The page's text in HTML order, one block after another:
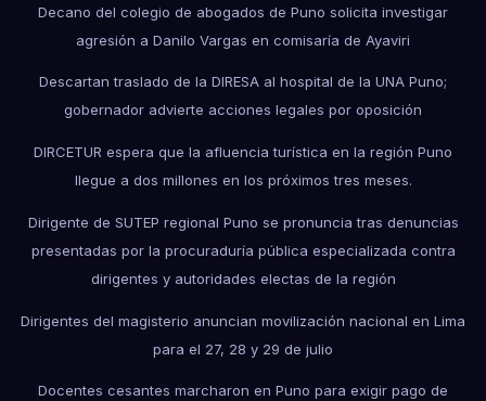
Decano del colegio de abogados de Puno solicita investigar
agresión a Danilo Vargas en comisaría de Ayaviri
Descartan traslado de la DIRESA al hospital de la UNA Puno;
gobernador advierte acciones legales por oposición
DIRCETUR espera que la afluencia turística en la región Puno
llegue a dos millones en los próximos tres meses.
Dirigente de SUTEP regional Puno se pronuncia tras denuncias
presentadas por la procuraduría pública especializada contra
dirigentes y autoridades electas de la región
Dirigentes del magisterio anuncian movilización nacional en Lima
para el 27, 28 y 29 de julio
Docentes cesantes marcharon en Puno para exigir pago de